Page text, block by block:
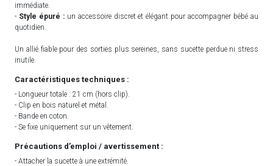
immédiate.
- Style épuré :un accessoire discret et élégant pour accompagner bébé au
quotidien.
Un allié fiable pour des sorties plus sereines, sans sucette perdue ni stress
inutile.
Caractéristiques techniques :
- Longueur totale : 21 cm (hors clip).
- Clip en bois naturel et métal.
- Bande en coton.
- Se fixe uniquement sur un vêtement.
Précautions d’emploi / avertissement :
- Attacher la sucette à une extrémité.